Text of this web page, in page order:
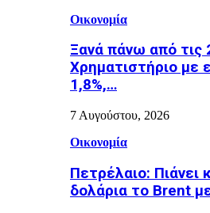
Οικονομία
Ξανά πάνω από τις
Χρηματιστήριο με
1,8%,…
7 Αυγούστου, 2026
Οικονομία
Πετρέλαιο: Πιάνει
δολάρια το Brent